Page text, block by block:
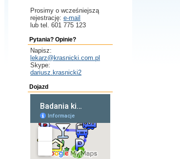
Prosimy o wcześniejszą
rejestrację: e-mail
lub tel. 601 775 123
Pytania? Opinie?
Napisz:
lekarz@krasnicki.com.pl
Skype:
dariusz.krasnicki2
Dojazd